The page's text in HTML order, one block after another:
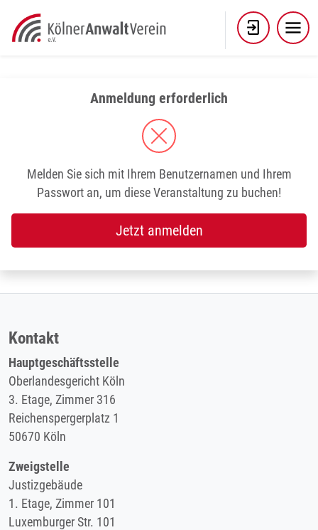
content
Anmeldung erforderlich
Melden Sie sich mit Ihrem Benutzernamen und Ihrem
Passwort an, um diese Veranstaltung zu buchen!
Jetzt anmelden
Kontakt
Hauptgeschäftsstelle
Oberlandesgericht Köln
3. Etage, Zimmer 316
Reichenspergerplatz 1
50670 Köln
Zweigstelle
Justizgebäude
1. Etage, Zimmer 101
Luxemburger Str. 101